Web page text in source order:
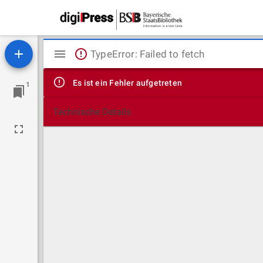
1
Mirador
Viewer
TypeError: Failed to fetch
Es ist ein Fehler aufgetreten
Technische Details